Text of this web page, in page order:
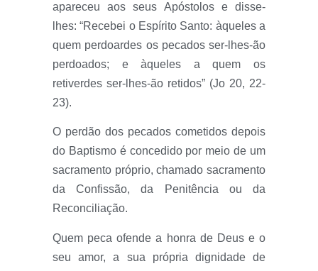
apareceu aos seus Apóstolos e disse-
lhes: “Recebei o Espírito Santo: àqueles a
quem perdoardes os pecados ser-lhes-ão
perdoados; e àqueles a quem os
retiverdes ser-lhes-ão retidos” (Jo 20, 22-
23).
O perdão dos pecados cometidos depois
do Baptismo é concedido por meio de um
sacramento próprio, chamado sacramento
da Confissão, da Penitência ou da
Reconciliação.
Quem peca ofende a honra de Deus e o
seu amor, a sua própria dignidade de